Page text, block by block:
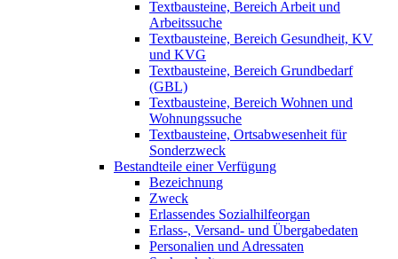
Textbausteine, Bereich Arbeit und
Arbeitssuche
Textbausteine, Bereich Gesundheit, KV
und KVG
Textbausteine, Bereich Grundbedarf
(GBL)
Textbausteine, Bereich Wohnen und
Wohnungssuche
Textbausteine, Ortsabwesenheit für
Sonderzweck
Bestandteile einer Verfügung
Bezeichnung
Zweck
Erlassendes Sozialhilfeorgan
Erlass-, Versand- und Übergabedaten
Personalien und Adressaten